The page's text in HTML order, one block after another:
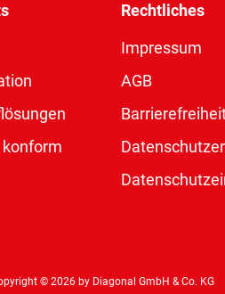
konform
Rechtliches
Impressum
AGB
© 2026 by Diagonal GmbH & Co. KG